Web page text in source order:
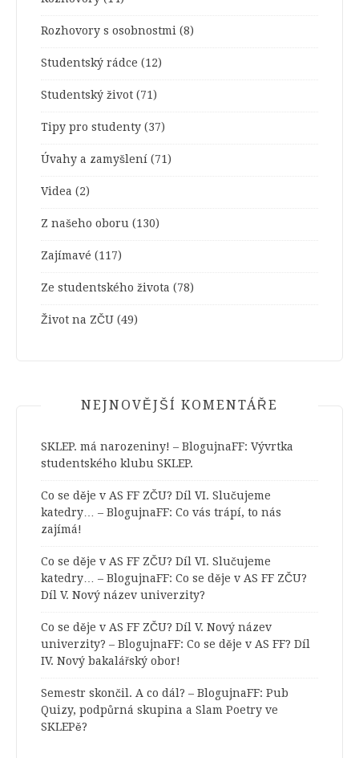
Rozhovory s osobnostmi (8)
Studentský rádce (12)
Studentský život (71)
Tipy pro studenty (37)
Úvahy a zamyšlení (71)
Videa (2)
Z našeho oboru (130)
Zajímavé (117)
Ze studentského života (78)
Život na ZČU (49)
NEJNOVĚJŠÍ KOMENTÁŘE
SKLEP. má narozeniny! – BlogujnaFF: Vývrtka
studentského klubu SKLEP.
Co se děje v AS FF ZČU? Díl VI. Slučujeme
katedry… – BlogujnaFF: Co vás trápí, to nás
zajímá!
Co se děje v AS FF ZČU? Díl VI. Slučujeme
katedry… – BlogujnaFF: Co se děje v AS FF ZČU?
Díl V. Nový název univerzity?
Co se děje v AS FF ZČU? Díl V. Nový název
univerzity? – BlogujnaFF: Co se děje v AS FF? Díl
IV. Nový bakalářský obor!
Semestr skončil. A co dál? – BlogujnaFF: Pub
Quizy, podpůrná skupina a Slam Poetry ve
SKLEPě?